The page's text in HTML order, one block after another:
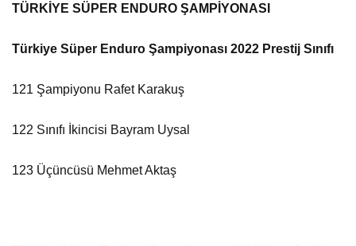
TÜRKİYE SÜPER ENDURO ŞAMPİYONASI
Türkiye Süper Enduro Şampiyonası 2022 Prestij Sınıfı
121 Şampiyonu Rafet Karakuş
122 Sınıfı İkincisi Bayram Uysal
123 Üçüncüsü Mehmet Aktaş